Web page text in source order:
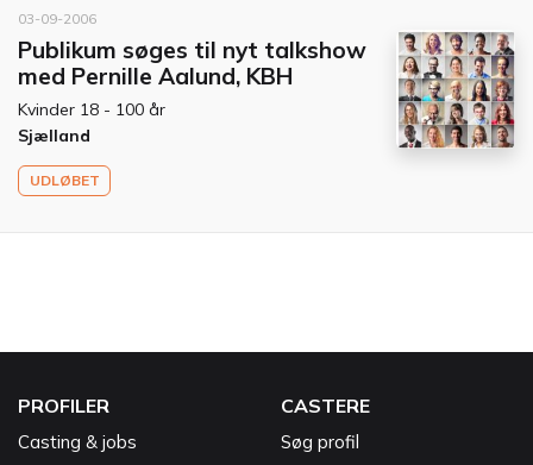
03-09-2006
Publikum søges til nyt talkshow
med Pernille Aalund, KBH
Kvinder 18 - 100 år
Sjælland
UDLØBET
PROFILER
Casting & jobs
CASTERE
Søg profil